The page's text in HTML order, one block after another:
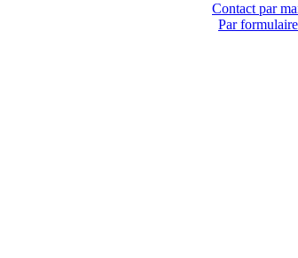
Contact par
Par formulaire